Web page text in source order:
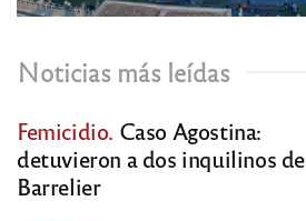
Noticias más leídas
Femicidio. Caso Agostina:
detuvieron a dos inquilinos de
Barrelier